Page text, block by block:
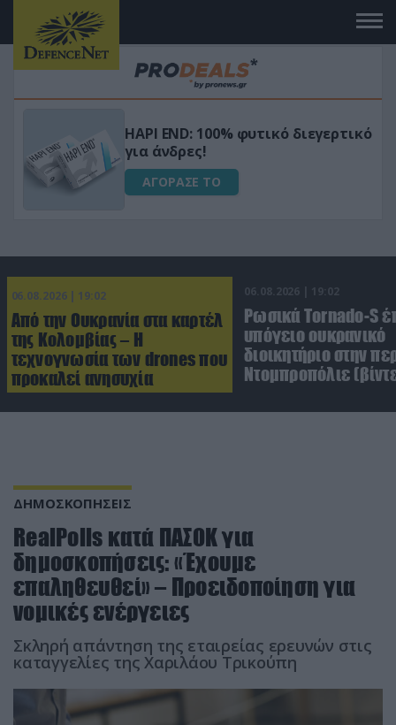
Μεταμόρφωσε τον κήπο σου με το
Ultra Box Μίνι Αλυσοπρίονο με
μπαταρία λιθίου
ΑΓΟΡΑΣΕ ΤΟ
06.08.2026 | 19:02
Από την Ουκρανία στα καρτέλ
της Κολομβίας – Η
τεχνογνωσία των drones που
προκαλεί ανησυχία
06.08.2026 | 19:02
Ρωσικά Tornado-S
υπόγειο ουκρανικό
διοικητήριο στην
Ντομπροπόλιε
ΔΗΜΟΣΚΟΠΗΣΕΙΣ
RealPolls κατά ΠΑΣΟΚ για
δημοσκοπήσεις: «Έχουμε
επαληθευθεί» – Προειδοποίηση για
νομικές ενέργειες
Σκληρή απάντηση της εταιρείας ερευνών στις
καταγγελίες της Χαριλάου Τρικούπη